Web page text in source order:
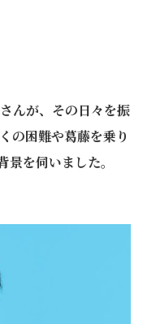
んが、その日々を振
の困難や葛藤を乗り
を伺いました。